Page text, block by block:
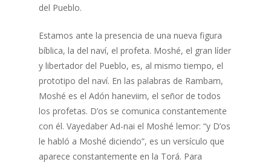
del Pueblo.
Estamos ante la presencia de una nueva figura
bíblica, la del naví, el profeta. Moshé, el gran líder
y libertador del Pueblo, es, al mismo tiempo, el
prototipo del naví. En las palabras de Rambam,
Moshé es el Adón haneviim, el señor de todos
los profetas. D’os se comunica constantemente
con él. Vayedaber Ad-nai el Moshé lemor: “y D’os
le habló a Moshé diciendo”, es un versículo que
aparece constantemente en la Torá. Para